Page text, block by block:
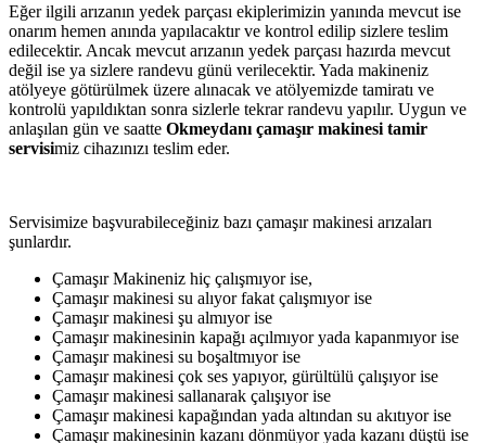
Eğer ilgili arızanın yedek parçası ekiplerimizin yanında mevcut ise
onarım hemen anında yapılacaktır ve kontrol edilip sizlere teslim
edilecektir. Ancak mevcut arızanın yedek parçası hazırda mevcut
değil ise ya sizlere randevu günü verilecektir. Yada makineniz
atölyeye götürülmek üzere alınacak ve atölyemizde tamiratı ve
kontrolü yapıldıktan sonra sizlerle tekrar randevu yapılır. Uygun ve
anlaşılan gün ve saatte Okmeydanı çamaşır makinesi tamir
servisimiz cihazınızı teslim eder.
Servisimize başvurabileceğiniz bazı çamaşır makinesi arızaları
şunlardır.
Çamaşır Makineniz hiç çalışmıyor ise,
Çamaşır makinesi su alıyor fakat çalışmıyor ise
Çamaşır makinesi şu almıyor ise
Çamaşır makinesinin kapağı açılmıyor yada kapanmıyor ise
Çamaşır makinesi su boşaltmıyor ise
Çamaşır makinesi çok ses yapıyor, gürültülü çalışıyor ise
Çamaşır makinesi sallanarak çalışıyor ise
Çamaşır makinesi kapağından yada altından su akıtıyor ise
Çamaşır makinesinin kazanı dönmüyor yada kazanı düştü ise